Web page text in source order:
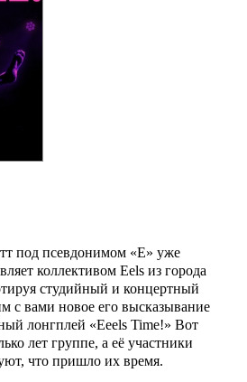
под псевдонимом «E» уже
коллективом Eels из города
студийный и концертный
с вами новое его высказывание
лонгплей «Eeels Time!» Вот
лет группе, а её участники
что пришло их время.